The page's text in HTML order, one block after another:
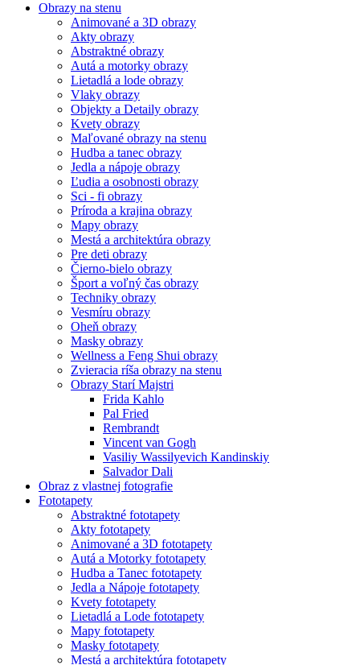
Obrazy na stenu
Animované a 3D obrazy
Akty obrazy
Abstraktné obrazy
Autá a motorky obrazy
Lietadlá a lode obrazy
Vlaky obrazy
Objekty a Detaily obrazy
Kvety obrazy
Maľované obrazy na stenu
Hudba a tanec obrazy
Jedla a nápoje obrazy
Ľudia a osobnosti obrazy
Sci - fi obrazy
Príroda a krajina obrazy
Mapy obrazy
Mestá a architektúra obrazy
Pre deti obrazy
Čierno-bielo obrazy
Šport a voľný čas obrazy
Techniky obrazy
Vesmíru obrazy
Oheň obrazy
Masky obrazy
Wellness a Feng Shui obrazy
Zvieracia ríša obrazy na stenu
Obrazy Starí Majstri
Frida Kahlo
Pal Fried
Rembrandt
Vincent van Gogh
Vasiliy Wassilyevich Kandinskiy
Salvador Dali
Obraz z vlastnej fotografie
Fototapety
Abstraktné fototapety
Akty fototapety
Animované a 3D fototapety
Autá a Motorky fototapety
Hudba a Tanec fototapety
Jedla a Nápoje fototapety
Kvety fototapety
Lietadlá a Lode fototapety
Mapy fototapety
Masky fototapety
Mestá a architektúra fototapety